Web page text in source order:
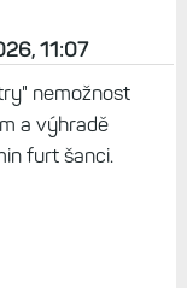
11:07
nemožnost
a výhradě
furt šanci.